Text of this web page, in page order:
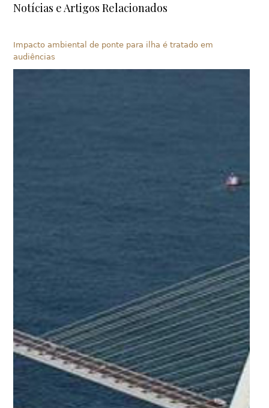
Notícias e Artigos Relacionados
Impacto ambiental de ponte para ilha é tratado em
audiências